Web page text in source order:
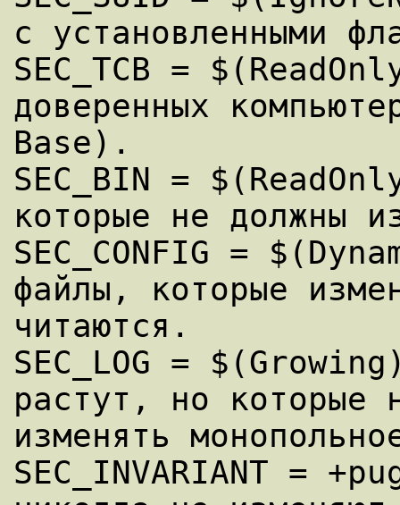
с установленными
SEC_TCB =
доверенных
Base).
SEC_BIN =
которые не должны
SEC_CONFIG =
файлы, которые
читаются.
SEC_LOG =
растут, но которые
изменять
SEC_INVARIANT =